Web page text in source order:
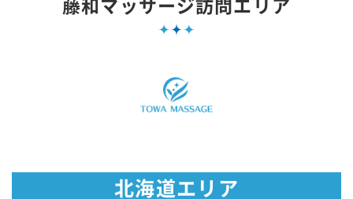
藤和マッサージ訪問エリア
北海道エリア